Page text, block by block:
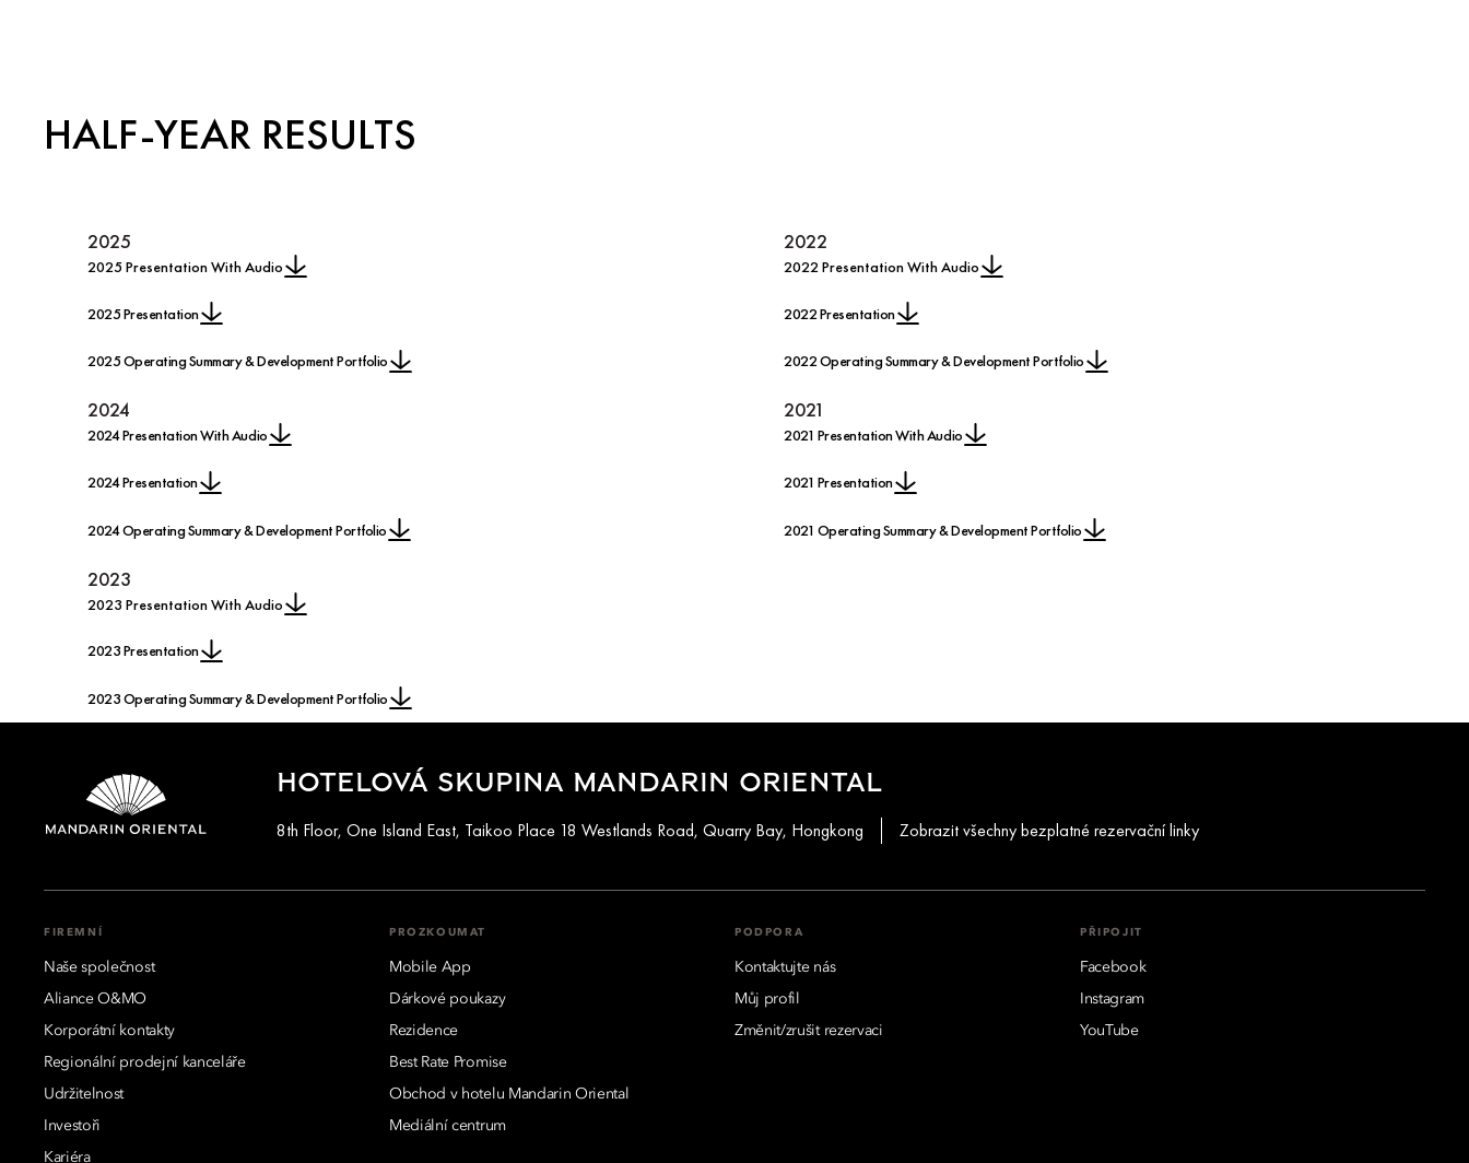
HALF-YEAR RESULTS
2025
2025 Presentation With Audio
2025 Presentation
2025 Operating Summary & Development Portfolio
2024
2024 Presentation With Audio
2024 Presentation
2024 Operating Summary & Development Portfolio
2023
2023 Presentation With Audio
2023 Presentation
2023 Operating Summary & Development Portfolio
2022
2022 Presentation With Audio
2022 Presentation
2022 Operating Summary & Development Portfolio
2021
2021 Presentation With Audio
2021 Presentation
2021 Operating Summary & Development Portfolio
HOTELOVÁ SKUPINA MANDARIN ORIENTAL
8th Floor, One Island East, Taikoo Place 18 Westlands Road, Quarry Bay, Hongkong Zobrazit všechny bezplatné rezervační linky
FIREMNÍ
Naše společnost
Aliance O&MO
Korporátní kontakty
Regionální prodejní kanceláře
Udržitelnost
Investoři
Kariéra
PROZKOUMAT
Mobile App
Dárkové poukazy
Rezidence
Best Rate Promise
Obchod v hotelu Mandarin Oriental
Mediální centrum
PODPORA
Kontaktujte nás
Můj profil
Změnit/zrušit rezervaci
PŘIPOJIT
Facebook
Instagram
YouTube